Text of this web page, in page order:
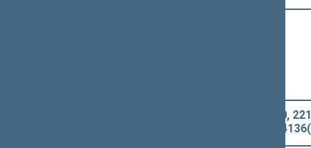
Baudžiamojo kodekso 47, 176, 220,
ĮSTATYMO PROJEKTAS (Nr. XIIP-